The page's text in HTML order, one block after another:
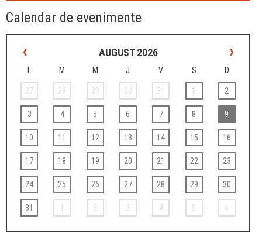
Calendar de evenimente
‹ AUGUST 2026 ›
M M J V S D
27 28 29 30 31 1 2
3 4 5 6 7 8 9
10 11 12 13 14 15 16
17 18 19 20 21 22 23
24 25 26 27 28 29 30
31 1 2 3 4 5 6